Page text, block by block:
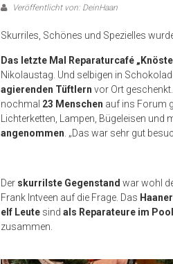
Veröffentlicht von: DeinHaan
Skurriles, Schönes und Spezielles
Das letzte Mal Reparaturcafé
Nikolaustag. Und selbigen in
agierenden Tüftlern vor Ort
nochmal 23 Menschen auf ins Forum
Lichterketten, Lampen, Bügeleisen
angenommen . „Das war sehr gut
Der skurrilste Gegenstand war wohl
Frank Intveen auf die Frage. Das
elf Leute sind als Reparateure im Pool
zusammen.